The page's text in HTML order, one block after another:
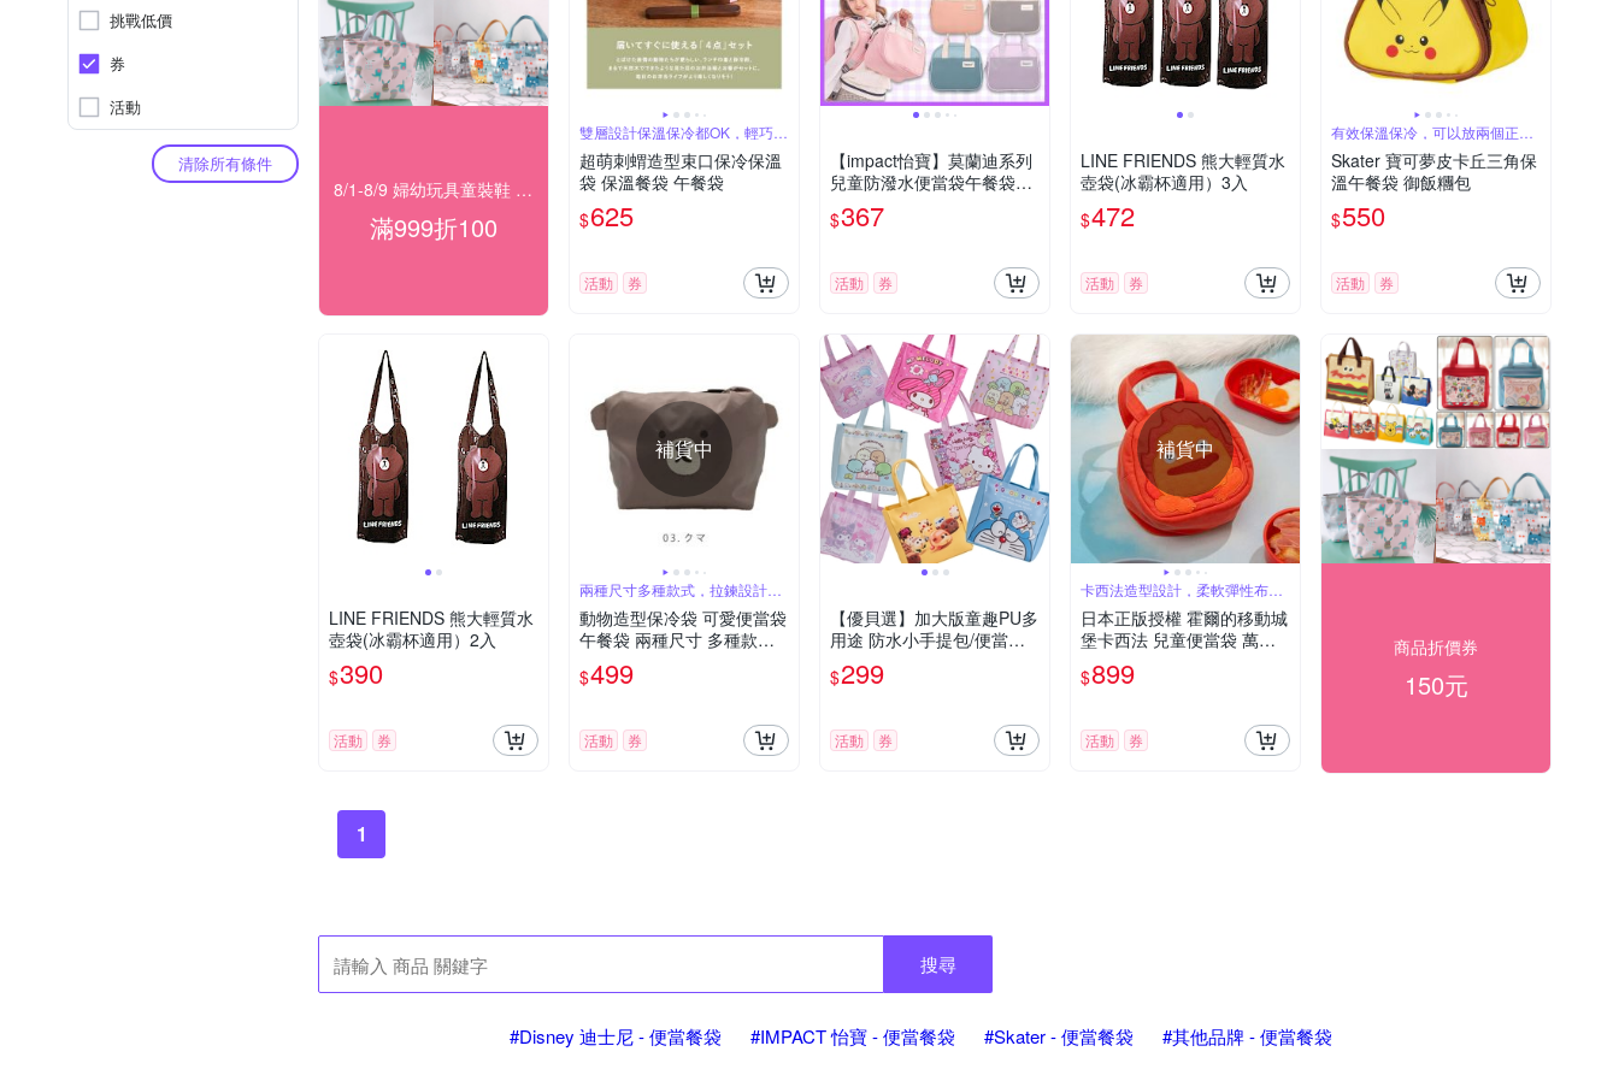
挑戰低價
券
活動
清除所有條件
8/1-8/9 婦幼玩具童裝鞋 指定品滿999折100
滿999折100
雙層設計保溫保冷都OK，輕巧好
提
超萌刺蝟造型束口保冷保溫
袋 保溫餐袋 午餐袋
$625
活動 券
【impact怡寶】莫蘭迪系列
兒童防潑水便當袋午餐袋餐
袋
$367
活動 券
LINE FRIENDS 熊大輕質水
壺袋(冰霸杯適用）3入
$472
活動 券
有效保溫保冷，可以放兩個正常
尺寸飯糰
Skater 寶可夢皮卡丘三角保
溫午餐袋 御飯糰包
$550
活動 券
LINE FRIENDS 熊大輕質水
壺袋(冰霸杯適用）2入
$390
活動 券
補貨中
兩種尺寸多種款式，拉鍊設計方
便開關
動物造型保冷袋 可愛便當袋
午餐袋 兩種尺寸 多種款式
可選
$499
活動 券
【優貝選】加大版童趣PU多
用途 防水小手提包/便當袋/
午餐提包
$299
活動 券
補貨中
卡西法造型設計，柔軟彈性布
料，拉鍊設計
日本正版授權 霍爾的移動城
堡卡西法 兒童便當袋 萬用
手提袋
$899
活動 券
商品折價券
150元
1
搜尋
#Disney 迪士尼 - 便當餐袋 #IMPACT 怡寶 - 便當餐袋 #Skater - 便當餐袋 #其他品牌 - 便當餐袋